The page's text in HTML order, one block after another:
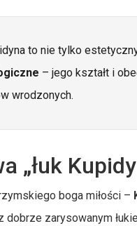
to nie tylko
– jego kształt i
wrodzonych.
„łuk
boga miłości –
dobrze zarysowanym